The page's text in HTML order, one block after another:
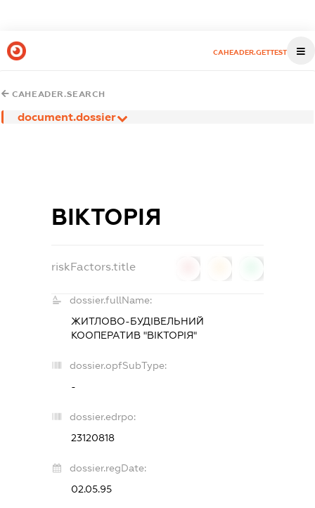
CAHEADER.GETTEST
CAHEADER.SEARCH
document.dossier
ВІКТОРІЯ
riskFactors.title
dossier.fullName:
ЖИТЛОВО-БУДІВЕЛЬНИЙ
КООПЕРАТИВ "ВІКТОРІЯ"
dossier.opfSubType:
-
dossier.edrpo:
23120818
dossier.regDate:
02.05.95